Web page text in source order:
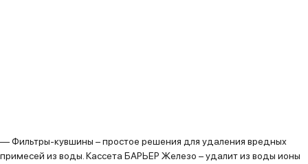
—Фильтры-кувшины – простое решения для удаления вредных
примесей из воды. Кассета БАРЬЕР Железо – удалит из воды ионы